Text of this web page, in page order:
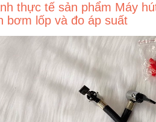
thực tế sản phẩm Máy
bơm lốp và đo áp suất